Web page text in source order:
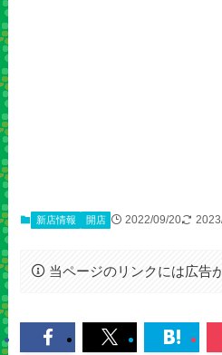
新店情報 開店 2022/09/20
当ページのリンクには広告